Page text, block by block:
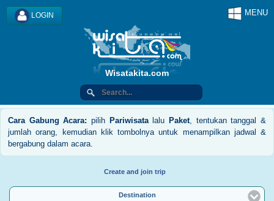
MENU
LOGIN
Wisatakita.com
Cara Gabung Acara: pilih Pariwisatalalu Paket, tentukan tanggal &
jumlah orang, kemudian klik tombolnya untuk menampilkan jadwal &
bergabung dalam acara.
Create and join trip
Destination